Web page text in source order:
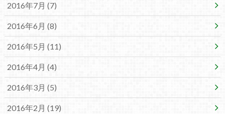
2016年7月 (7)
2016年6月 (8)
2016年5月 (11)
2016年4月 (4)
2016年3月 (5)
2016年2月 (19)